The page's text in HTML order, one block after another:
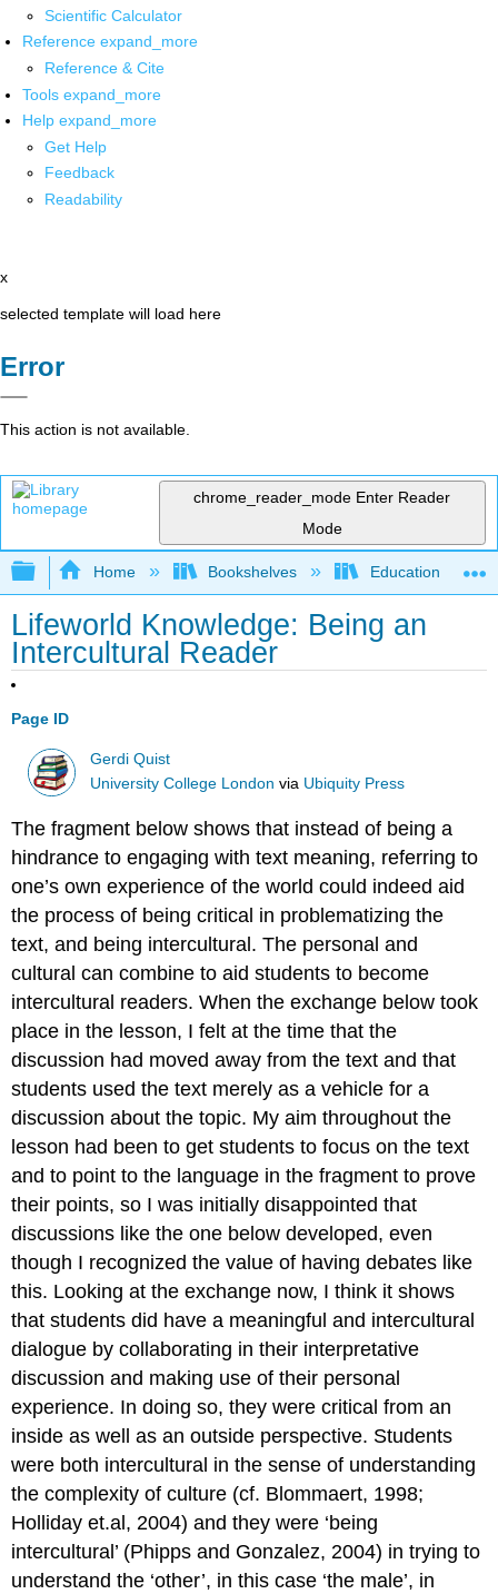
Scientific Calculator
Reference expand_more
Reference & Cite
Tools expand_more
Help expand_more
Get Help
Feedback
Readability
x
selected template will load here
Error
This action is not available.
chrome_reader_mode Enter Reader
Mode
Expand/collapse global hierarchy
Home Bookshelves Education &
Lifeworld Knowledge: Being an
Intercultural Reader
Page ID
Gerdi Quist
University College London via Ubiquity Press
The fragment below shows that instead of being a
hindrance to engaging with text meaning, referring to
one’s own experience of the world could indeed aid
the process of being critical in problematizing the
text, and being intercultural. The personal and
cultural can combine to aid students to become
intercultural readers. When the exchange below took
place in the lesson, I felt at the time that the
discussion had moved away from the text and that
students used the text merely as a vehicle for a
discussion about the topic. My aim throughout the
lesson had been to get students to focus on the text
and to point to the language in the fragment to prove
their points, so I was initially disappointed that
discussions like the one below developed, even
though I recognized the value of having debates like
this. Looking at the exchange now, I think it shows
that students did have a meaningful and intercultural
dialogue by collaborating in their interpretative
discussion and making use of their personal
experience. In doing so, they were critical from an
inside as well as an outside perspective. Students
were both intercultural in the sense of understanding
the complexity of culture (cf. Blommaert, 1998;
Holliday et.al, 2004) and they were ‘being
intercultural’ (Phipps and Gonzalez, 2004) in trying to
understand the ‘other’, in this case ‘the male’, in